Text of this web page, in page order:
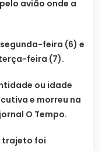
avião onde a
segunda-feira (6) e
feira (7).
ou idade
e morreu na
O Tempo.
trajeto foi